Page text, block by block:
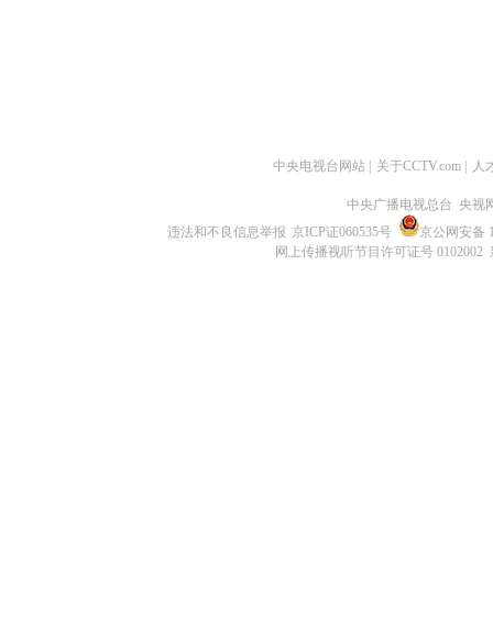
中央电视台网站 关于CCTV.com 人
中央广播电视总台 央视
违法和不良信息举报 京ICP证060535号
京公网安备
网上传播视听节目许可证号 0102002